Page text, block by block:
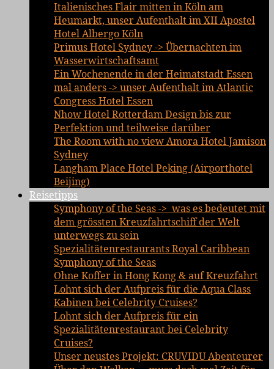
Italienisches Flair mitten in Köln am
Heumarkt, unser Aufenthalt im XII Apostel
Hotel Albergo Köln
Primus Hotel Sydney -> Übernachten im
Wasserwirtschaftsamt
Ein Wochenende in der Heimatstadt Essen
mal anders -> unser Aufenthalt im Atlantic
Congress Hotel Essen
Nhow Hotel Rotterdam Design bis zur
Perfektion und teilweise darüber
The Room with no view Amora Hotel Jamison
Sydney
Langham Place Hotel Peking (Airporthotel
Beijing)
Reisetipps
Symphony of the Seas -> was es bedeutet mit
dem grössten Kreuzfahrtschiff der Welt
unterwegs zu sein
Spezialitätenrestaurants Royal Caribbean
Symphony of the Seas
Ohne Koffer in Hong Kong & auf Kreuzfahrt
Lohnt sich der Aufpreis für die Aqua Class
Kabinen bei Celebrity Cruises?
Lohnt sich der Aufpreis für ein
Spezialitätenrestaurant bei Celebrity
Cruises?
Unser neustes Projekt: CRUVIDU Abenteurer